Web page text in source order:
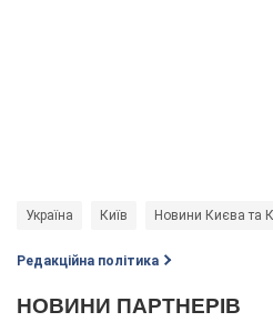
Україна Київ Новини Києва та
Редакційна політика